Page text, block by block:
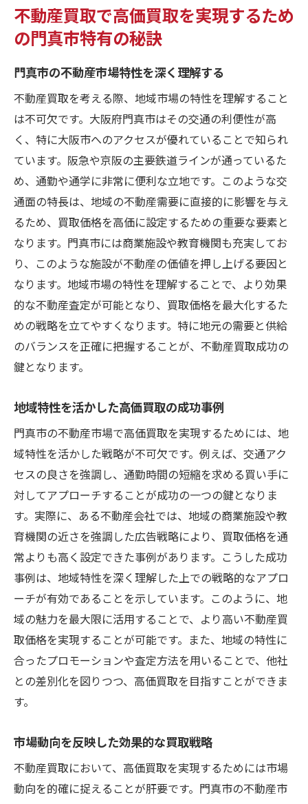
注意点
地域に根ざした専門家の意見を活用する
門真市の交通利便性を生かした不動産買取戦略
主要交通機関の近接性を活かす方法
交通利便性が不動産価値に与える影響
公共交通の改善がもたらす不動産市場への
効果
交通アクセスの良さを売却につなげる方法
地域交通の特性を最大限に活用する戦略
交通の便が良いエリアを選ぶポイント
周辺環境の魅力を最大限に活用した不動産買取
の新たな可能性
商業施設の充実度がもたらす不動産価値
教育機関の近接性が不動産に与える影響
自然環境の魅力を不動産価値に反映させる
周辺環境の変化がもたらす市場動向
地元住民のフィードバックを活かす方法
プロの査定で客観的評価を得る方法と不動産買
取の成功例
専門家による査定の重要性
査定の過程で確認すべきポイント
信頼できる査定業者の選び方
査定結果を活用した高価買取の実現
査定を受けた後の交渉術
成功例に学ぶ査定活用のコツ
門真市での高価買取を目指すための実践的アプ
ローチ
売却前に整えるべき条件とは
地域に根ざした販売活動の重要性
地域イベントを利用した販促活動
不動産買取で高価買取を実現するため
の門真市特有の秘訣
門真市の不動産市場特性を深く理解する
不動産買取を考える際、地域市場の特性を理解すること
は不可欠です。大阪府門真市はその交通の利便性が高
く、特に大阪市へのアクセスが優れていることで知られ
ています。阪急や京阪の主要鉄道ラインが通っているた
め、通勤や通学に非常に便利な立地です。このような交
通面の特長は、地域の不動産需要に直接的に影響を与え
るため、買取価格を高価に設定するための重要な要素と
なります。門真市には商業施設や教育機関も充実してお
り、このような施設が不動産の価値を押し上げる要因と
なります。地域市場の特性を理解することで、より効果
的な不動産査定が可能となり、買取価格を最大化するた
めの戦略を立てやすくなります。特に地元の需要と供給
のバランスを正確に把握することが、不動産買取成功の
鍵となります。
地域特性を活かした高価買取の成功事例
門真市の不動産市場で高価買取を実現するためには、地
域特性を活かした戦略が不可欠です。例えば、交通アク
セスの良さを強調し、通勤時間の短縮を求める買い手に
対してアプローチすることが成功の一つの鍵となりま
す。実際に、ある不動産会社では、地域の商業施設や教
育機関の近さを強調した広告戦略により、買取価格を通
常よりも高く設定できた事例があります。こうした成功
事例は、地域特性を深く理解した上での戦略的なアプロ
ーチが有効であることを示しています。このように、地
域の魅力を最大限に活用することで、より高い不動産買
取価格を実現することが可能です。また、地域の特性に
合ったプロモーションや査定方法を用いることで、他社
との差別化を図りつつ、高価買取を目指すことができま
す。
市場動向を反映した効果的な買取戦略
不動産買取において、高価買取を実現するためには市場
動向を的確に捉えることが肝要です。門真市の不動産市